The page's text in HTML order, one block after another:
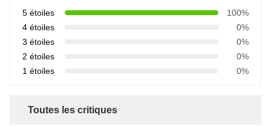
5 étoiles
100%
4 étoiles
0%
3 étoiles
0%
2 étoiles
0%
1 étoiles
0%
Toutes les critiques